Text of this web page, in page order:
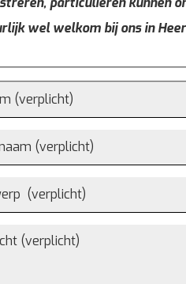
wel welkom bij ons in